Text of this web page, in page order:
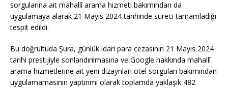
sorgularına ait mahallî arama hizmeti bakımından da
uygulamaya alarak 21 Mayıs 2024 tarihinde süreci tamamladığı
tespit edildi.
Bu doğrultuda Şura, günlük idari para cezasının 21 Mayıs 2024
tarihi prestijiyle sonlandırılmasına ve Google hakkında mahallî
arama hizmetlerine ait yeni dizaynları otel sorguları bakımından
uygulamamasının yaptırımı olarak toplamda yaklaşık 482